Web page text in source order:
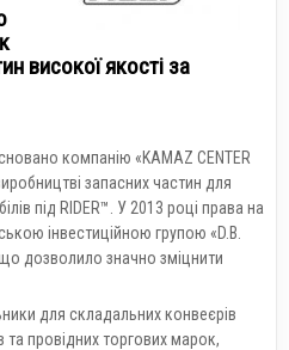
високої якості за
компанію «KAMAZ CENTER
запасних частин для
під RIDER™. У 2013 році права на
інвестиційною групою «D.B.
дозволило значно зміцнити
для складальних конвеєрів
та провідних торгових марок,